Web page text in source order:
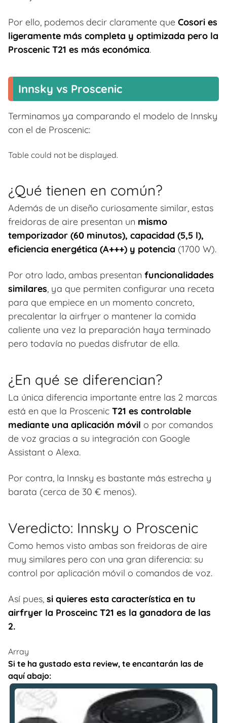
Por ello, podemos decir claramente que Cosori es
ligeramente más completa y optimizada pero la
Proscenic T21 es más económica.
Innsky vs Proscenic
Terminamos ya comparando el modelo de Innsky
con el de Proscenic:
Table could not be displayed.
¿Qué tienen en común?
Además de un diseño curiosamente similar, estas
freidoras de aire presentan un mismo
temporizador (60 minutos), capacidad (5,5 l),
eficiencia energética (A+++) y potencia (1700 W).
Por otro lado, ambas presentan funcionalidades
similares, ya que permiten configurar una receta
para que empiece en un momento concreto,
precalentar la airfryer o mantener la comida
caliente una vez la preparación haya terminado
pero todavía no puedas disfrutar de ella.
¿En qué se diferencian?
La única diferencia importante entre las 2 marcas
está en que la Proscenic T21 es controlable
mediante una aplicación móvil o por comandos
de voz gracias a su integración con Google
Assistant o Alexa.
Por contra, la Innsky es bastante más estrecha y
barata (cerca de 30 € menos).
Veredicto: Innsky o Proscenic
Como hemos visto ambas son freidoras de aire
muy similares pero con una gran diferencia: su
control por aplicación móvil o comandos de voz.
Así pues, si quieres esta característica en tu
airfryer la Prosceinc T21 es la ganadora de las
2.
Array
Si te ha gustado esta review, te encantarán las de
aquí abajo: